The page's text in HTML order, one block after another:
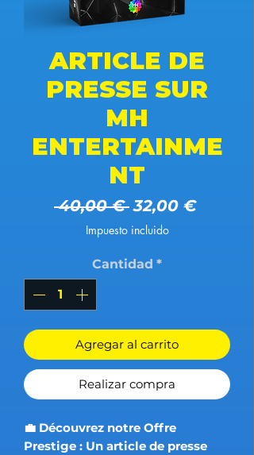
ARTICLE DE
PRESSE SUR
MH
ENTERTAINME
NT
40,00 € Precio
32,00 €Precio
Impuesto incluido
Cantidad *
Agregar al carrito
Realizar compra
💼 Découvrez notre Offre
Prestige : Un article de presse